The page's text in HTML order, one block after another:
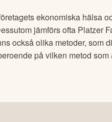
ekonomiska hälsa
jämförs ofta Platzer
också olika metoder,
på vilken metod